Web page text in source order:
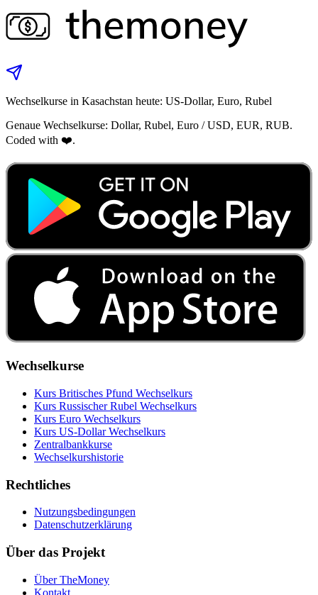
Wechselkurse in Kasachstan heute: US‑Dollar, Euro, Rubel
Genaue Wechselkurse: Dollar, Rubel, Euro / USD, EUR, RUB.
Coded with ❤️.
Wechselkurse
Kurs Britisches Pfund Wechselkurs
Kurs Russischer Rubel Wechselkurs
Kurs Euro Wechselkurs
Kurs US‑Dollar Wechselkurs
Zentralbankkurse
Wechselkurshistorie
Rechtliches
Nutzungsbedingungen
Datenschutzerklärung
Über das Projekt
Über TheMoney
Kontakt